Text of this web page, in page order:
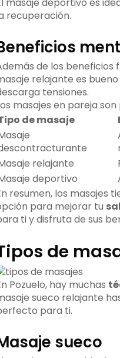
masaje deportivo es
recuperación.
de los beneficios
relajante es
tensiones.
masajes en pareja
de masaje
relajante
deportivo
resumen, los masajes
para mejorar tu
ti y disfruta de sus
de
Pozuelo, hay muchas
sueco relajante
para ti.
sueco